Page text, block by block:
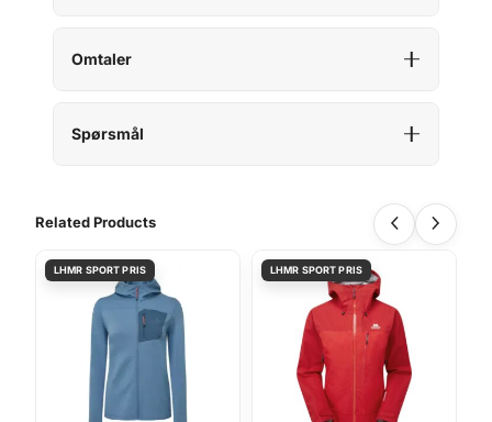
Omtaler
Spørsmål
Related Products